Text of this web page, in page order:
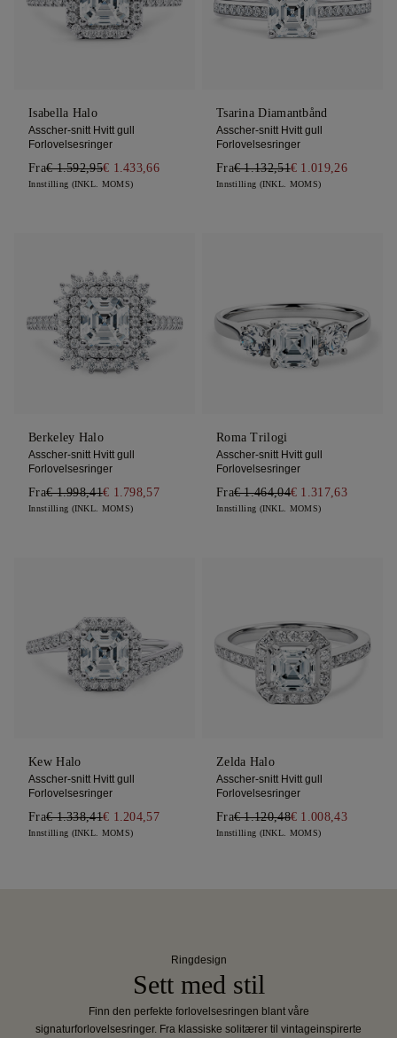
Isabella Halo
Asscher-snitt Hvitt gull
Forlovelsesringer
Fra€ 1.592,95€ 1.433,66
Innstilling (INKL. MOMS)
Tsarina Diamantbånd
Asscher-snitt Hvitt gull
Forlovelsesringer
Fra€ 1.132,51€ 1.019,26
Innstilling (INKL. MOMS)
Berkeley Halo
Asscher-snitt Hvitt gull
Forlovelsesringer
Fra€ 1.998,41€ 1.798,57
Innstilling (INKL. MOMS)
Roma Trilogi
Asscher-snitt Hvitt gull
Forlovelsesringer
Fra€ 1.464,04€ 1.317,63
Innstilling (INKL. MOMS)
Kew Halo
Asscher-snitt Hvitt gull
Forlovelsesringer
Fra€ 1.338,41€ 1.204,57
Innstilling (INKL. MOMS)
Zelda Halo
Asscher-snitt Hvitt gull
Forlovelsesringer
Fra€ 1.120,48€ 1.008,43
Innstilling (INKL. MOMS)
Ringdesign
Sett med stil
Finn den perfekte forlovelsesringen blant våre
signaturforlovelsesringer. Fra klassiske solitærer til vintageinspirerte